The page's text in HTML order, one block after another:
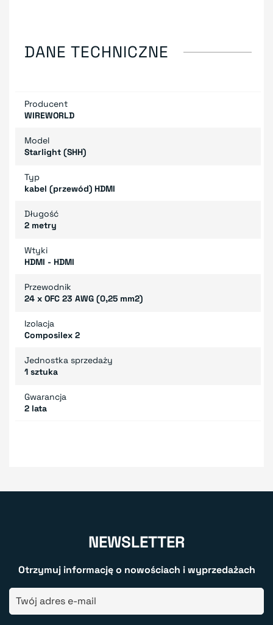
DANE TECHNICZNE
Producent
WIREWORLD
Model
Starlight (SHH)
Typ
kabel (przewód) HDMI
Długość
2 metry
Wtyki
HDMI - HDMI
Przewodnik
24 x OFC 23 AWG (0,25 mm2)
Izolacja
Composilex 2
Jednostka sprzedaży
1 sztuka
Gwarancja
2 lata
NEWSLETTER
Otrzymuj informację o nowościach i wyprzedażach